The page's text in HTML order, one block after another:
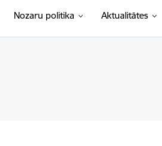
Nozaru politika Aktualitātes